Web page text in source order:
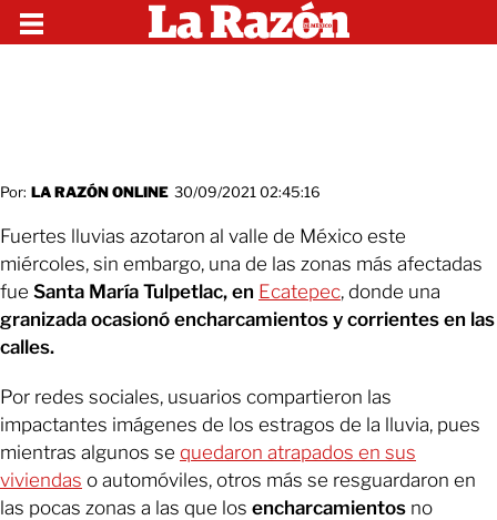
Por: LA RAZÓN ONLINE 30/09/2021 02:45:16
Fuertes lluvias azotaron al valle de México este
miércoles, sin embargo, una de las zonas más afectadas
fue Santa María Tulpetlac, en Ecatepec, donde una
granizada ocasionó encharcamientos y corrientes en las
calles.
Por redes sociales, usuarios compartieron las
impactantes imágenes de los estragos de la lluvia, pues
mientras algunos se quedaron atrapados en sus
viviendas o automóviles, otros más se resguardaron en
las pocas zonas a las que los encharcamientos no